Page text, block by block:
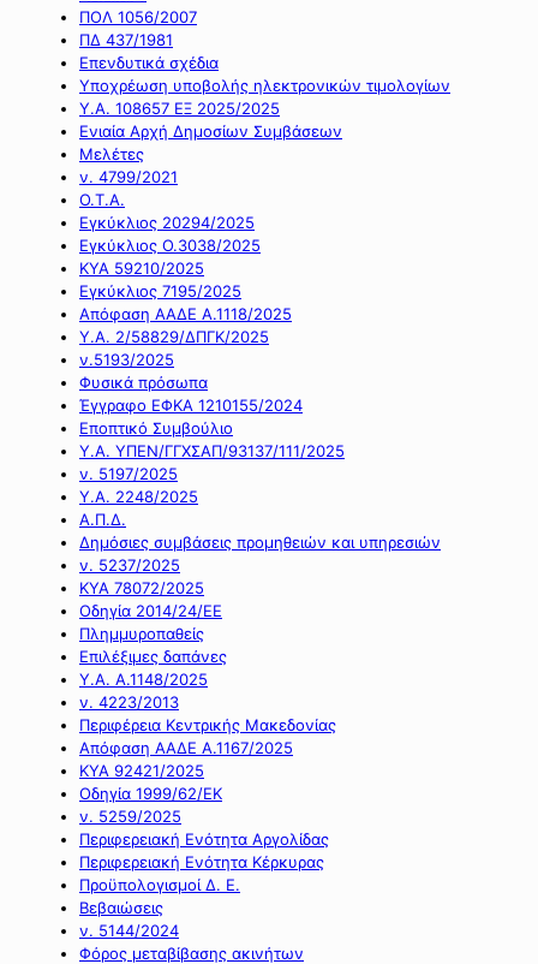
ΠΟΛ 1056/2007
ΠΔ 437/1981
Επενδυτικά σχέδια
Υποχρέωση υποβολής ηλεκτρονικών τιμολογίων
Υ.Α. 108657 ΕΞ 2025/2025
Ενιαία Αρχή Δημοσίων Συμβάσεων
Μελέτες
ν. 4799/2021
Ο.Τ.Α.
Εγκύκλιος 20294/2025
Εγκύκλιος Ο.3038/2025
ΚΥΑ 59210/2025
Εγκύκλιος 7195/2025
Απόφαση ΑΑΔΕ Α.1118/2025
Υ.Α. 2/58829/ΔΠΓΚ/2025
ν.5193/2025
Φυσικά πρόσωπα
Έγγραφο ΕΦΚΑ 1210155/2024
Εποπτικό Συμβούλιο
Υ.Α. ΥΠΕΝ/ΓΓΧΣΑΠ/93137/111/2025
ν. 5197/2025
Υ.Α. 2248/2025
Α.Π.Δ.
Δημόσιες συμβάσεις προμηθειών και υπηρεσιών
ν. 5237/2025
ΚΥΑ 78072/2025
Οδηγία 2014/24/ΕΕ
Πλημμυροπαθείς
Επιλέξιμες δαπάνες
Υ.Α. Α.1148/2025
ν. 4223/2013
Περιφέρεια Κεντρικής Μακεδονίας
Απόφαση ΑΑΔΕ Α.1167/2025
ΚΥΑ 92421/2025
Οδηγία 1999/62/ΕΚ
ν. 5259/2025
Περιφερειακή Ενότητα Αργολίδας
Περιφερειακή Ενότητα Κέρκυρας
Προϋπολογισμοί Δ. Ε.
Βεβαιώσεις
ν. 5144/2024
Φόρος μεταβίβασης ακινήτων